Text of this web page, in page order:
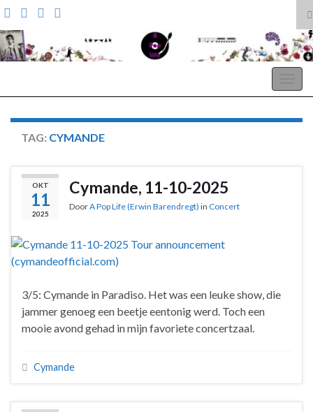
Search for:
TAG: CYMANDE
OKT
11
2025
Cymande, 11-10-2025
DoorA Pop Life (Erwin Barendregt) in Concert
3/5: Cymande in Paradiso. Het was een leuke show, die
jammer genoeg een beetje eentonig werd. Toch een
mooie avond gehad in mijn favoriete concertzaal.
Cymande